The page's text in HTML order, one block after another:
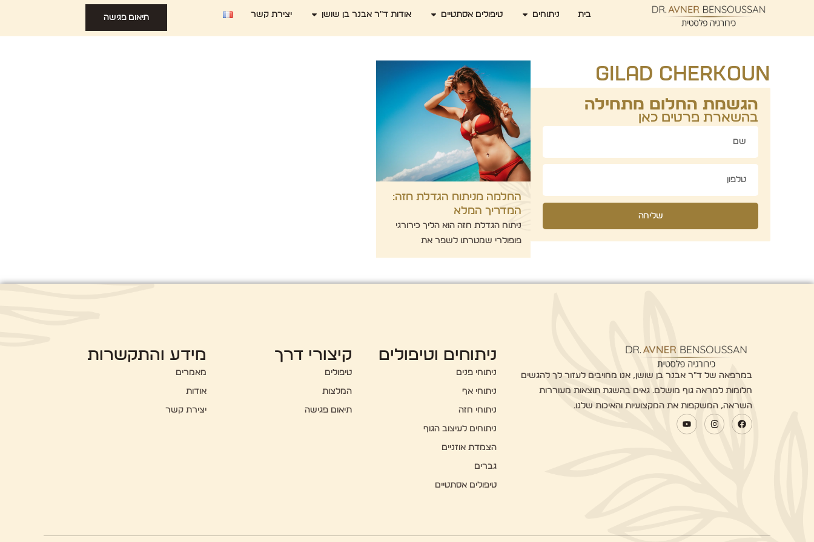
תיאום פגישה בית ניתוחים טיפולים אסתטיים אודות ד"ר אבנר בן שושן יצירת קשר
Gilad Cherkoun
הגשמת החלום מתחילה
בהשארת פרטים כאן
שליחה
החלמה מניתוח הגדלת חזה:
המדריך המלא
ניתוח הגדלת חזה הוא הליך כירורגי
פופולרי שמטרתו לשפר את
במרפאה של ד"ר אבנר בן שושן, אנו מחויבים לעזור לך להגשים
חלומות למראה גוף מושלם. גאים בהשגת תוצאות מעוררות
השראה, המשקפות את המקצועיות והאיכות שלנו.
ניתוחים וטיפולים
ניתוחי פנים
ניתוחי אף
ניתוחי חזה
ניתוחים לעיצוב הגוף
הצמדת אוזניים
גברים
טיפולים אסתטיים
קיצורי דרך
טיפולים
המלצות
תיאום פגישה
מידע והתקשרות
מאמרים
אודות
יצירת קשר